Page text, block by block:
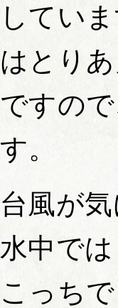
してい
はとり
ですの
す。
台風が
水中で
こっち